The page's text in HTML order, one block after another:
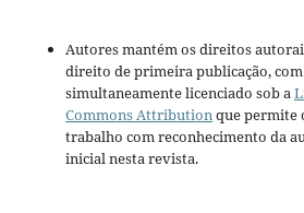
Autores mantém os direitos
direito de primeira publicação,
simultaneamente licenciado sob a
Commons Attributionque permite
trabalho com reconhecimento da
inicial nesta revista.